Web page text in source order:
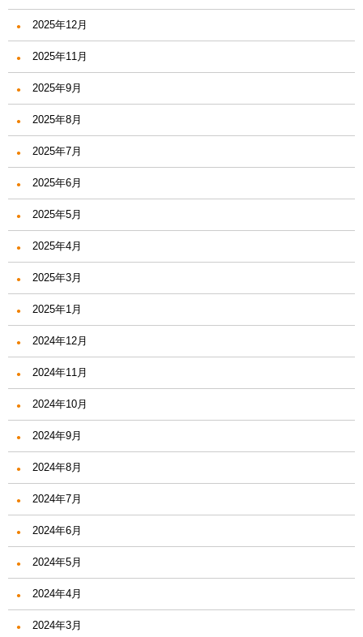
2025年12月
2025年11月
2025年9月
2025年8月
2025年7月
2025年6月
2025年5月
2025年4月
2025年3月
2025年1月
2024年12月
2024年11月
2024年10月
2024年9月
2024年8月
2024年7月
2024年6月
2024年5月
2024年4月
2024年3月